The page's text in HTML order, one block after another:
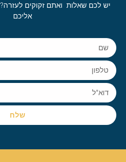
יש לכם שאלות ואתם זקוקים לעזרה?
אליכם
שלח